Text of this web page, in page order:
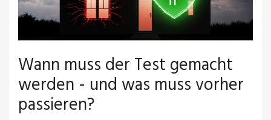
Wann muss der Test gemacht
werden - und was muss vorher
passieren?